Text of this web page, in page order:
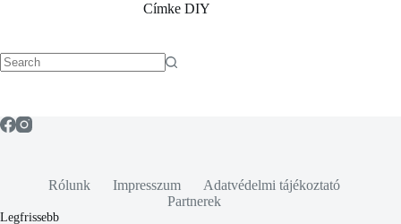
CímkeDIY
Rólunk Impresszum
Adatvédelmi tájékoztató
Partnerek
Legfrissebb